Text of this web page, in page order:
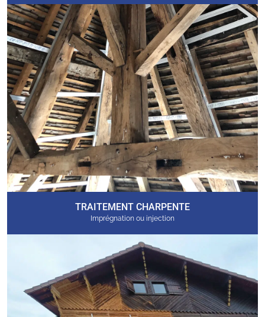
TRAITEMENT CHARPENTE
Imprégnation ou injection